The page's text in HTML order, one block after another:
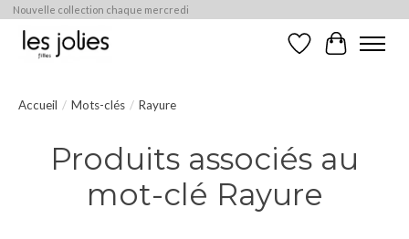
Nouvelle collection chaque mercredi
Liste de souhaits
Panier
Accueil / Mots-clés / Rayure
Produits associés au
mot-clé Rayure